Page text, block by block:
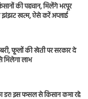
की पहचान, मिलेंगे भरपूर
झंझट खत्म, ऐसे करें अप्लाई
फूलों की खेती पर सरकार दे
मिलेगा लाभ
डर! इस फसल से किसान कमा रहे